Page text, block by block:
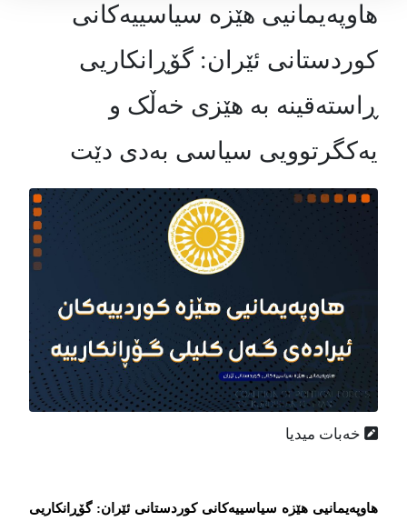
هاوپەیمانیی هێزە سیاسییەکانی
کوردستانی ئێران: گۆڕانکاریی
ڕاستەقینە بە هێزی خەڵک و
یەکگرتوویی سیاسی بەدی دێت
خەبات میدیا
هاوپەیمانیی هێزە سیاسییەکانی کوردستانی ئێران: گۆڕانکاریی